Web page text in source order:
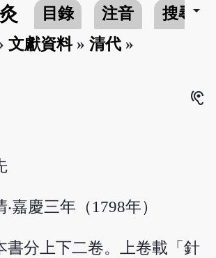
目錄 注音 搜尋arrow_drop_down
文獻資料»清代 »
hearing
嘉慶三年（1798年）
書分上下二卷。上卷載「針